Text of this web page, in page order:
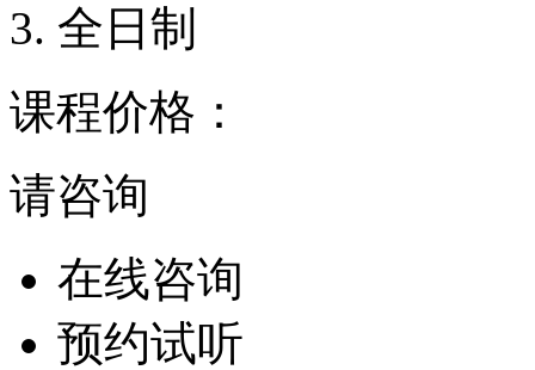
全日制
课程价格：
请咨询
在线咨询
预约试听